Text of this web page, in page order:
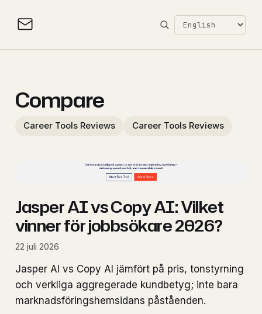
Compare
Career Tools Reviews Career Tools Reviews
Jasper AI vs Copy AI: Vilket
vinner för jobbsökare 2026?
22 juli 2026
Jasper AI vs Copy AI jämfört på pris, tonstyrning
och verkliga aggregerade kundbetyg; inte bara
marknadsföringshemsidans påståenden.